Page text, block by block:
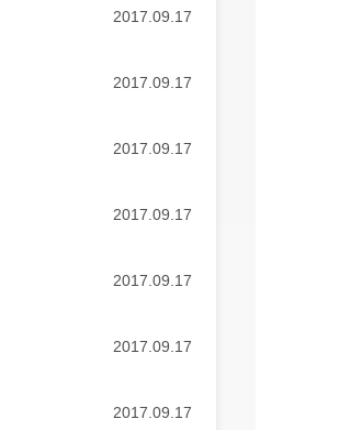
2017.09.17
2017.09.17
2017.09.17
2017.09.17
2017.09.17
2017.09.17
2017.09.17